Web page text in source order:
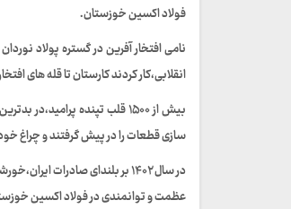
فولاد اکسین خوزستان.
نامی افتخار آفرین در گستره پولاد
انقلابی،کار کردند کارستان تا قله های
بیش از ۱۵۰۰ قلب تپنده
سازی قطعات را در پیش گرفتند و چراغ
در سال ۱۴۰۲ بر بلندای
عظمت و توانمندی در فولاد اکسین